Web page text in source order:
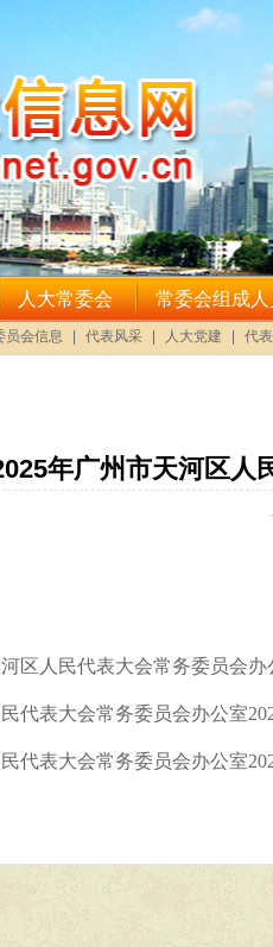
年广州市天河区人
区人民代表大会常务委员会
代表大会常务委员会办公室
代表大会常务委员会办公室